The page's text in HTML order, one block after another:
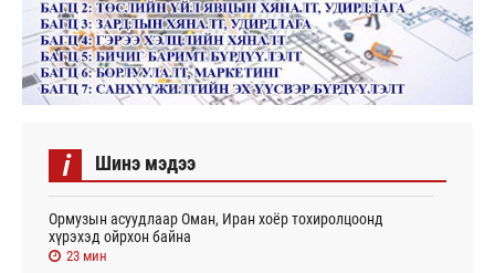
i Шинэ мэдээ
Ормузын асуудлаар Оман, Иран хоёр тохиролцоонд
хүрэхэд ойрхон байна
23 мин